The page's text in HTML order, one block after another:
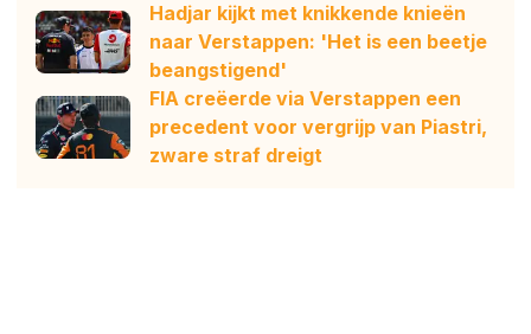
Hadjar kijkt met knikkende knieën
naar Verstappen: 'Het is een beetje
beangstigend'
FIA creëerde via Verstappen een
precedent voor vergrijp van Piastri,
zware straf dreigt